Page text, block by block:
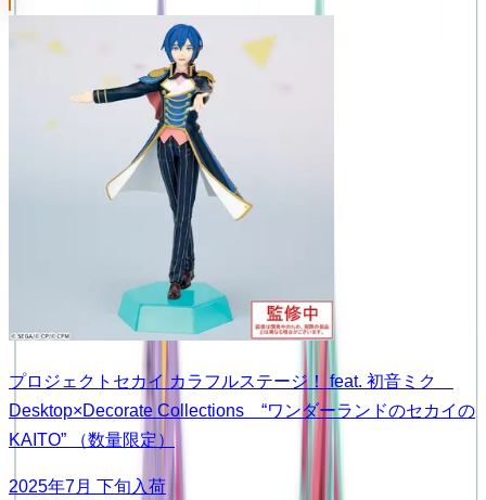
プロジェクトセカイ カラフルステージ！ feat. 初音ミク
Desktop×Decorate Collections “ワンダーランドのセカイの
KAITO” （数量限定）
2025年7月 下旬入荷